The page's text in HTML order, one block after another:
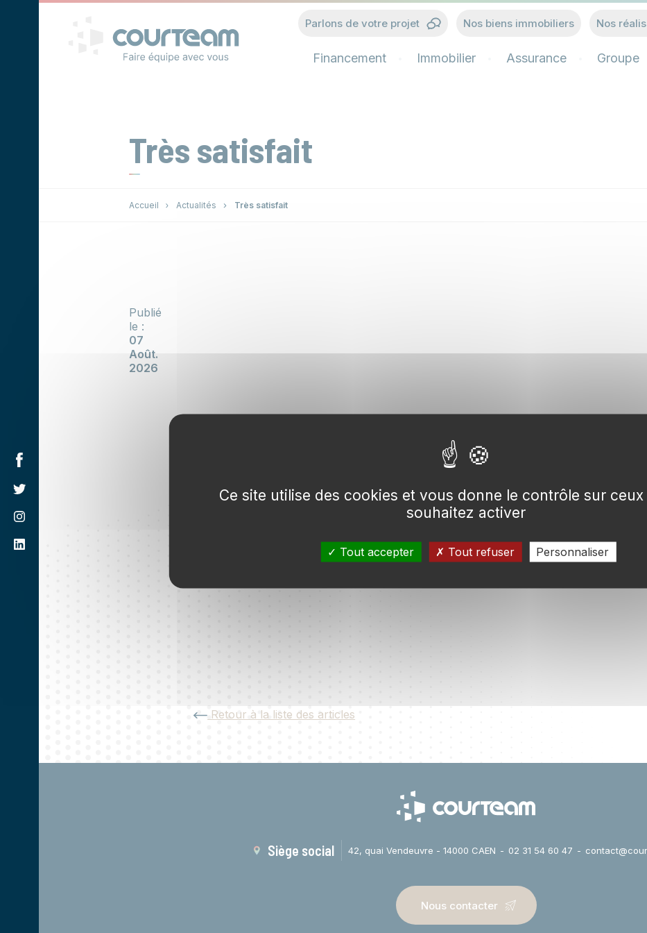
Parlons de votre projet Nos biens immobiliers Nos
Financement Immobilier Assurance Groupe
Très satisfait
Accueil Actualités Très satisfait
Publié
le :
07
Août.
2026
Retour à la liste des articles
Siège social 42, quai Vendeuvre - 14000 CAEN 02 31 54 60 47
Nous contacter
Panneau de gestion des cookies
Ce site utilise des cookies et vous donne le contrôle sur
souhaitez activer
Tout accepter Tout refuser Personnaliser